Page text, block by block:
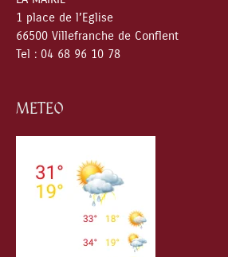
1 place de l’Eglise
66500 Villefranche de Conflent
Tel : 04 68 96 10 78
METEO